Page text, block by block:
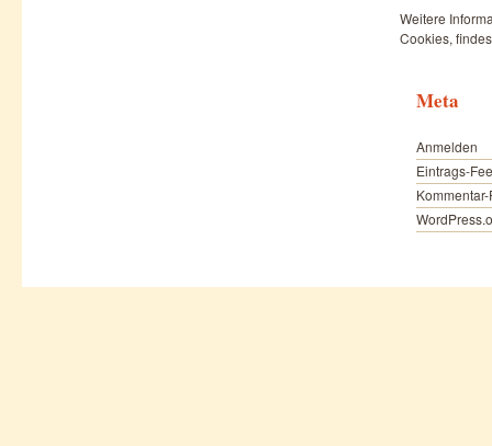
Weitere
Cookies,
Meta
Anmelden
Eintrags-